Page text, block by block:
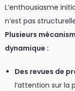
L’enthousiasme
n’est pas
Plusieurs
dynamique :
Des revues de
l’attention sur la